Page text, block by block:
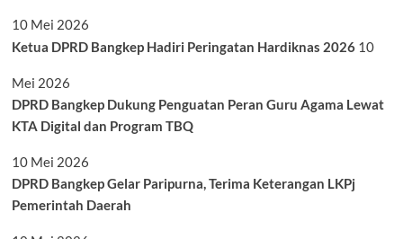
10 Mei 2026
Ketua DPRD Bangkep Hadiri Peringatan Hardiknas 2026 10
Mei 2026
DPRD Bangkep Dukung Penguatan Peran Guru Agama Lewat
KTA Digital dan Program TBQ
10 Mei 2026
DPRD Bangkep Gelar Paripurna, Terima Keterangan LKPj
Pemerintah Daerah